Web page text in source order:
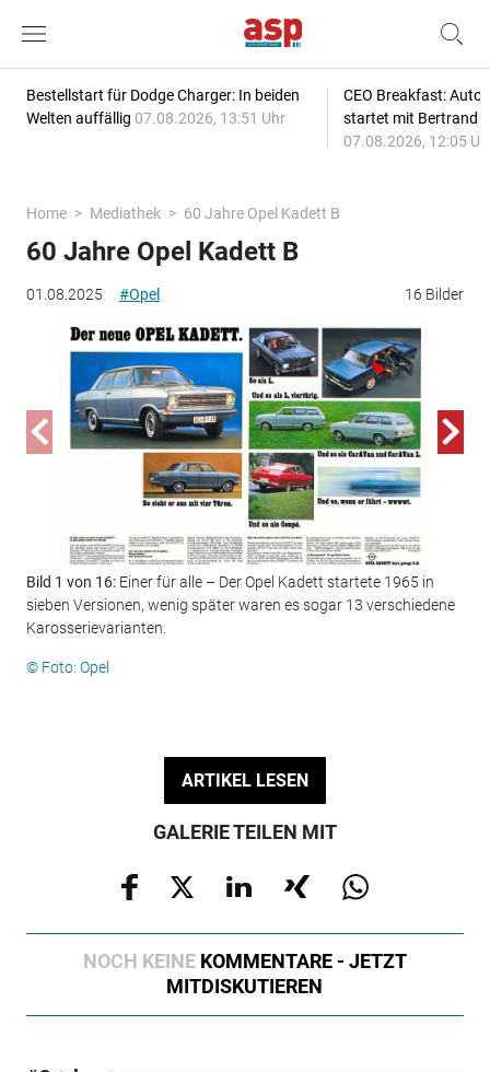
Bestellstart für Dodge Charger: In beiden
Welten auffällig 07.08.2026, 13:51 Uhr
CEO Breakfast:
startet mit Bertrand
07.08.2026, 12:05
Home Mediathek 60 Jahre Opel Kadett B
01.08.2025 #Opel 16 Bilder
60 Jahre Opel Kadett B
Bild 1 von 16: Einer für alle – Der Opel Kadett startete 1965 in
sieben Versionen, wenig später waren es sogar 13 verschiedene
Karosserievarianten.
© Foto: Opel
ARTIKEL LESEN
GALERIE TEILEN MIT
NOCH KEINE KOMMENTARE - JETZT
MITDISKUTIEREN